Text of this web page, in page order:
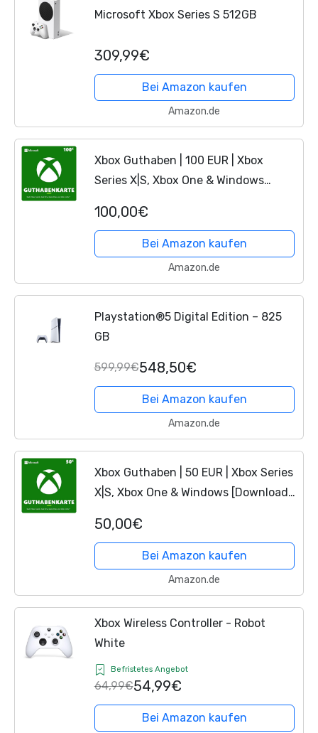
Microsoft Xbox Series S 512GB
309,99€
Bei Amazon kaufen
Amazon.de
Xbox Guthaben | 100 EUR | Xbox
Series X|S, Xbox One & Windows
100,00€
Bei Amazon kaufen
Amazon.de
Playstation®5 Digital Edition – 825
GB
599,99€548,50€
Bei Amazon kaufen
Amazon.de
Xbox Guthaben | 50 EUR | Xbox Series
X|S, Xbox One & Windows [Download
50,00€
Bei Amazon kaufen
Amazon.de
Xbox Wireless Controller - Robot
White
Befristetes Angebot
64,99€54,99€
Bei Amazon kaufen